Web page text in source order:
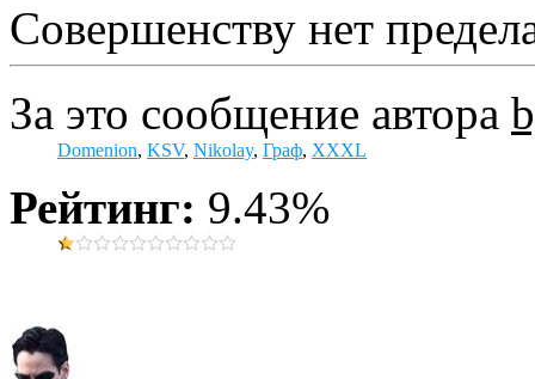
Совершенству нет
За это сообщение автора
Domenion, KSV, Nikolay, Граф, XXXL
Рейтинг: 9.43%